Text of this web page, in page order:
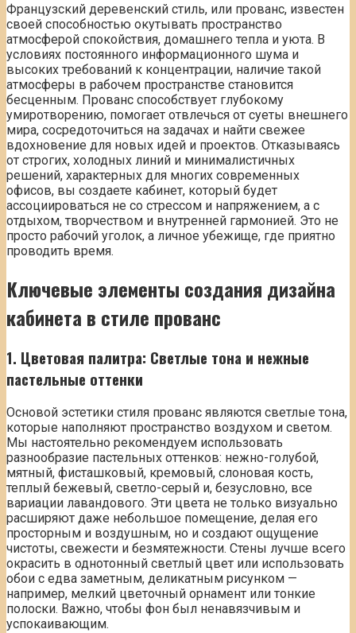
Французский деревенский стиль, или прованс, известен
своей способностью окутывать пространство
атмосферой спокойствия, домашнего тепла и уюта. В
условиях постоянного информационного шума и
высоких требований к концентрации, наличие такой
атмосферы в рабочем пространстве становится
бесценным. Прованс способствует глубокому
умиротворению, помогает отвлечься от суеты внешнего
мира, сосредоточиться на задачах и найти свежее
вдохновение для новых идей и проектов. Отказываясь
от строгих, холодных линий и минималистичных
решений, характерных для многих современных
офисов, вы создаете кабинет, который будет
ассоциироваться не со стрессом и напряжением, а с
отдыхом, творчеством и внутренней гармонией. Это не
просто рабочий уголок, а личное убежище, где приятно
проводить время.
Ключевые элементы создания дизайна
кабинета в стиле прованс
1. Цветовая палитра: Светлые тона и нежные
пастельные оттенки
Основой эстетики стиля прованс являются светлые тона,
которые наполняют пространство воздухом и светом.
Мы настоятельно рекомендуем использовать
разнообразие пастельных оттенков: нежно-голубой,
мятный, фисташковый, кремовый, слоновая кость,
теплый бежевый, светло-серый и, безусловно, все
вариации лавандового. Эти цвета не только визуально
расширяют даже небольшое помещение, делая его
просторным и воздушным, но и создают ощущение
чистоты, свежести и безмятежности. Стены лучше всего
окрасить в однотонный светлый цвет или использовать
обои с едва заметным, деликатным рисунком —
например, мелкий цветочный орнамент или тонкие
полоски. Важно, чтобы фон был ненавязчивым и
успокаивающим.